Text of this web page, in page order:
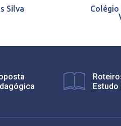
Silva
Colégio
Estudo